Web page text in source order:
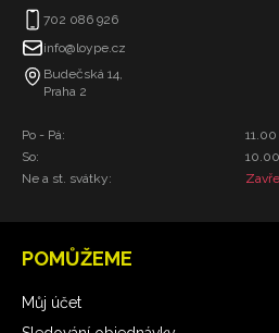
702 086 926
info@loype.cz
Budečská 14,
Praha 2
Po - Pá:
So:
Ne a st. svátky:
POMŮŽEME
Můj účet